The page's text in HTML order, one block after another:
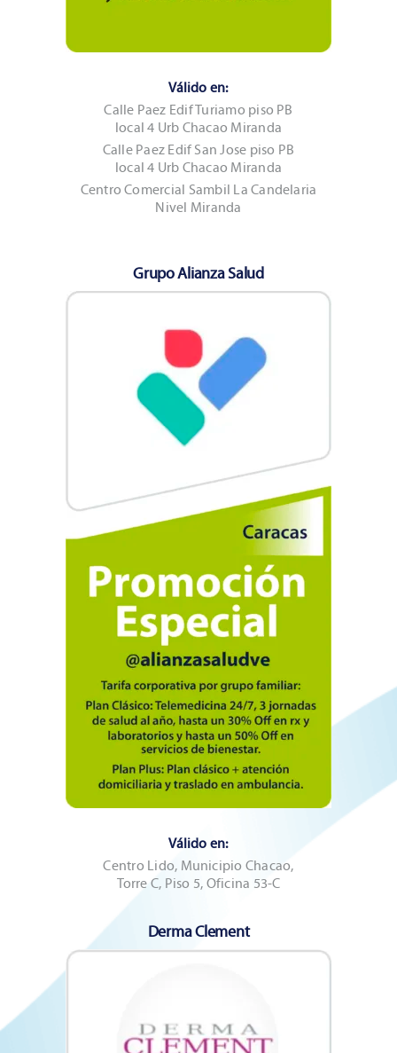
Válido en:
Calle Paez Edif Turiamo piso PB
local 4 Urb Chacao Miranda
Calle Paez Edif San Jose piso PB
local 4 Urb Chacao Miranda
Centro Comercial Sambil La Candelaria
Nivel Miranda
Grupo Alianza Salud
Válido en:
Centro Lido, Municipio Chacao,
Torre C, Piso 5, Oficina 53-C
Derma Clement